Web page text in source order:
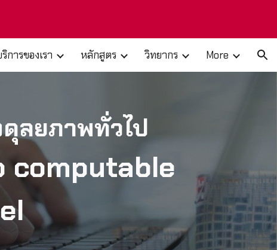
การของเรา หลักสูตร วิทยากร More
ลยภาพทั่วไป
computable